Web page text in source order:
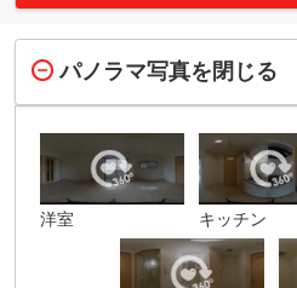
パノラマ写真を閉じる
洋室 キッチン